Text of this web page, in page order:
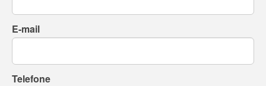
E-mail
Telefone